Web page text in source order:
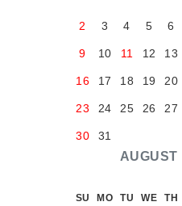
AUGUST
2 3 4 5 6
9 10 11 12 13
16 17 18 19 20
23 24 25 26 27
30 31
SU MO TU WE TH